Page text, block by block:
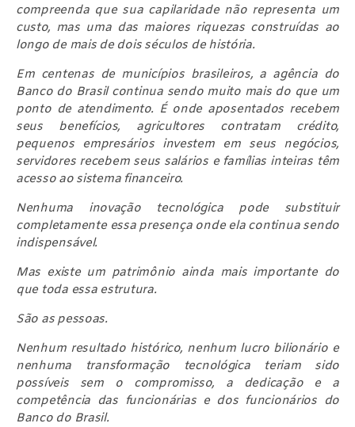
compreenda que sua capilaridade não representa um
custo, mas uma das maiores riquezas construídas ao
longo de mais de dois séculos de história.
Em centenas de municípios brasileiros, a agência do
Banco do Brasil continua sendo muito mais do que um
ponto de atendimento. É onde aposentados recebem
seus benefícios, agricultores contratam crédito,
pequenos empresários investem em seus negócios,
servidores recebem seus salários e famílias inteiras têm
acesso ao sistema financeiro.
Nenhuma inovação tecnológica pode substituir
completamente essa presença onde ela continua sendo
indispensável.
Mas existe um patrimônio ainda mais importante do
que toda essa estrutura.
São as pessoas.
Nenhum resultado histórico, nenhum lucro bilionário e
nenhuma transformação tecnológica teriam sido
possíveis sem o compromisso, a dedicação e a
competência das funcionárias e dos funcionários do
Banco do Brasil.